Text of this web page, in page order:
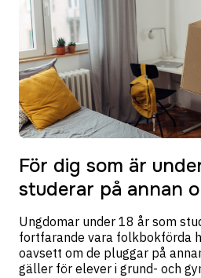
För dig som är
studerar på annan
Ungdomar under 18 år som
fortfarande vara folkbokförda
oavsett om de pluggar på
gäller för elever i grund- och